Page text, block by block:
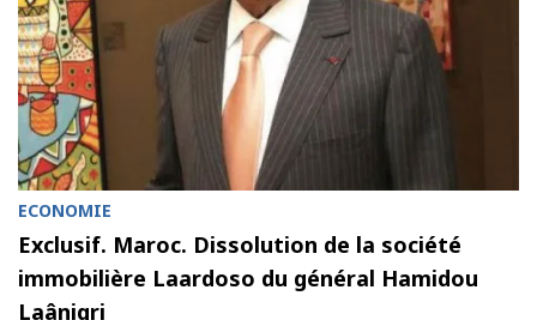
ECONOMIE
Exclusif. Maroc. Dissolution de la société
immobilière Laardoso du général Hamidou
Laânigri